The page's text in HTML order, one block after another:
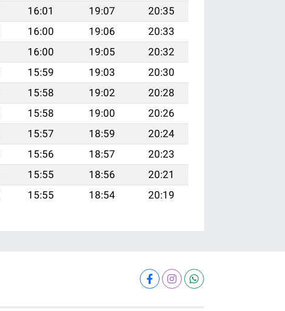
16:01 19:07
20:35
16:00 19:06
20:33
16:00 19:05
20:32
15:59 19:03
20:30
15:58 19:02
20:28
15:58 19:00
20:26
15:57 18:59
20:24
15:56 18:57
20:23
15:55 18:56
20:21
15:55 18:54 20:19